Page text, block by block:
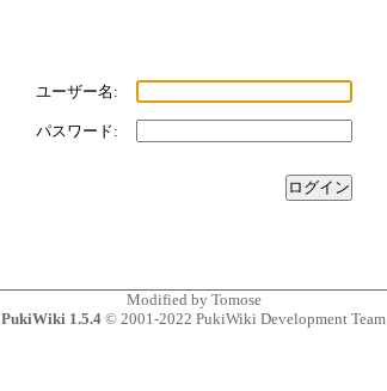
ユーザー名:
パスワード:
Modified by Tomose
PukiWiki 1.5.4 © 2001-2022 PukiWiki Development Team